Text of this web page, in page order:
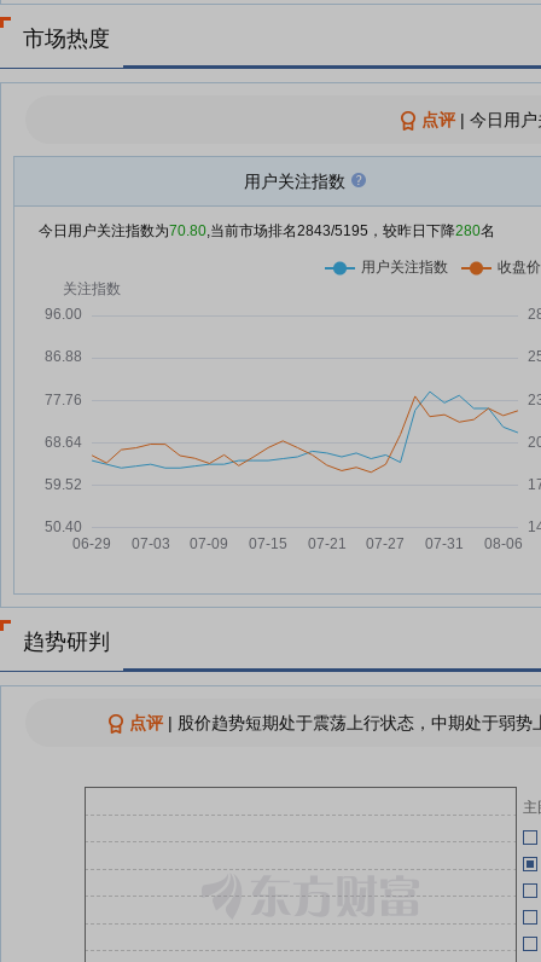
品渥食品：融资净偿还13.7万元，
融资余额4304.74万元
A股，正在经历一场“新旧主线”大
07-29
07-29
原奶周期迎来反转信号！乳业板块
批量拉涨停，欢乐家20cm封板
千亿新蓝海
乳业概念涨幅居前
07-29
05-18
05-18
05-15
04-22
市场热度
点评| 今日用
用户关注指数
今日用户关注指数为70.80,当前市场排名2843/5195，较昨日下降280名
趋势研判
点评| 股价趋势短期处于震荡上行状态，中期处于弱
主